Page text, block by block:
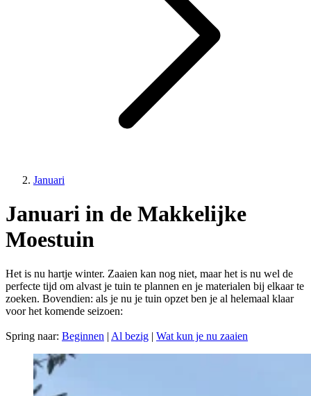
Januari
Januari in de Makkelijke
Moestuin
Het is nu hartje winter. Zaaien kan nog niet, maar het is nu wel de
perfecte tijd om alvast je tuin te plannen en je materialen bij elkaar te
zoeken. Bovendien: als je nu je tuin opzet ben je al helemaal klaar
voor het komende seizoen:
Spring naar: Beginnen | Al bezig | Wat kun je nu zaaien